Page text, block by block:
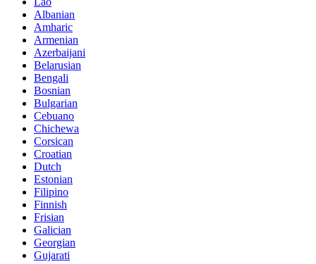
Albanian
Amharic
Armenian
Azerbaijani
Belarusian
Bengali
Bosnian
Bulgarian
Cebuano
Chichewa
Corsican
Croatian
Dutch
Estonian
Filipino
Finnish
Frisian
Galician
Georgian
Gujarati